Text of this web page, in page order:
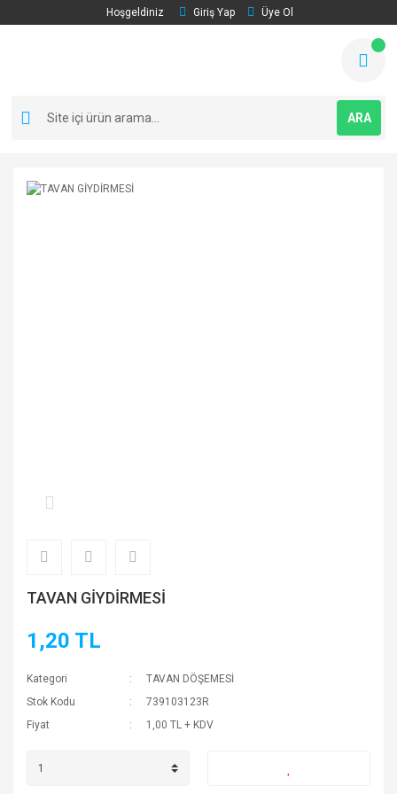
Hoşgeldiniz Giriş Yap Üye Ol
ARA
TAVAN GİYDİRMESİ
1,20 TL
Kategori
TAVAN DÖŞEMESİ
Stok Kodu
739103123R
Fiyat
1,00 TL + KDV